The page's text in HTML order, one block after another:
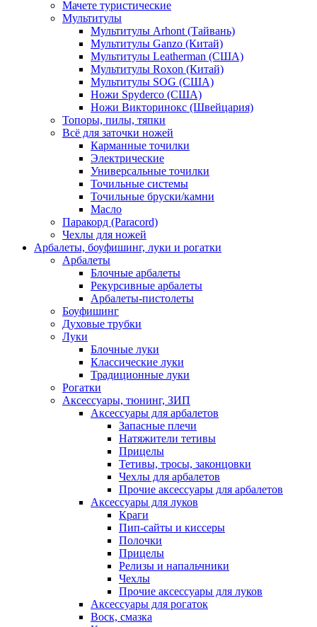
Мачете туристические
Мультитулы
Мультитулы Arhont (Тайвань)
Мультитулы Ganzo (Китай)
Мультитулы Leatherman (США)
Мультитулы Roxon (Китай)
Мультитулы SOG (США)
Ножи Spyderco (США)
Ножи Викторинокс (Швейцария)
Топоры, пилы, тяпки
Всё для заточки ножей
Карманные точилки
Электрические
Универсальные точилки
Точильные системы
Точильные бруски/камни
Масло
Паракорд (Paracord)
Чехлы для ножей
Арбалеты, боуфишинг, луки и рогатки
Арбалеты
Блочные арбалеты
Рекурсивные арбалеты
Арбалеты-пистолеты
Боуфишинг
Духовые трубки
Луки
Блочные луки
Классические луки
Традиционные луки
Рогатки
Аксессуары, тюнинг, ЗИП
Аксессуары для арбалетов
Запасные плечи
Натяжители тетивы
Прицелы
Тетивы, тросы, законцовки
Чехлы для арбалетов
Прочие аксессуары для арбалетов
Аксессуары для луков
Краги
Пип-сайты и киссеры
Полочки
Прицелы
Релизы и напальчники
Чехлы
Прочие аксессуары для луков
Аксессуары для рогаток
Воск, смазка